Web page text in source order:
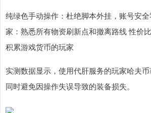
纯绿色手动操作：杜绝脚本外挂，账号安
家：熟悉所有物资刷新点和撤离路线 性价
积累游戏货币的玩家
实测数据显示，使用代肝服务的玩家哈夫币
同时避免因操作失误导致的装备损失。